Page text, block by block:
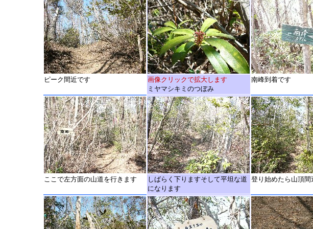
ピーク間近です
画像クリックで拡大します
ミヤマシキミのつぼみ
南峰到着です
ここで左方面の山道を行きます
しばらく下りますそして平坦な道
になります
登り始めたら山頂間